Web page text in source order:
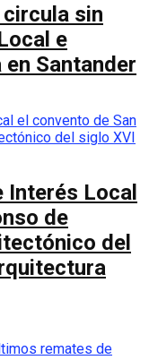
sin
e
Santander
Interés Local
de
del